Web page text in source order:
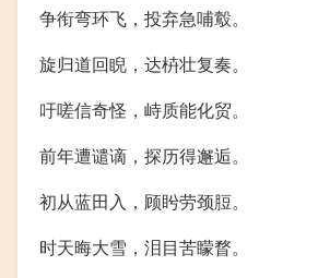
争衔弯环飞，投弃急哺鷇。
旋归道回睨，达枿壮复奏。
吁嗟信奇怪，峙质能化贸。
前年遭谴谪，探历得邂逅。
初从蓝田入，顾盻劳颈脰。
时天晦大雪，泪目苦矇瞀。